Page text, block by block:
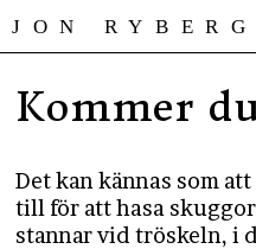
JON RYBERG
Kommer
Det kan kännas som
till för att hasa
stannar vid tröskeln, i